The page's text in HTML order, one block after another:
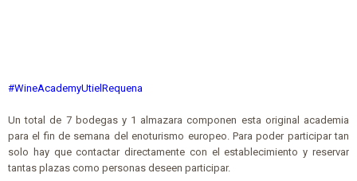
#WineAcademyUtielRequena
Un total de 7 bodegas y 1 almazara componen esta original academia
para el fin de semana del enoturismo europeo. Para poder participar tan
solo hay que contactar directamente con el establecimiento y reservar
tantas plazas como personas deseen participar.